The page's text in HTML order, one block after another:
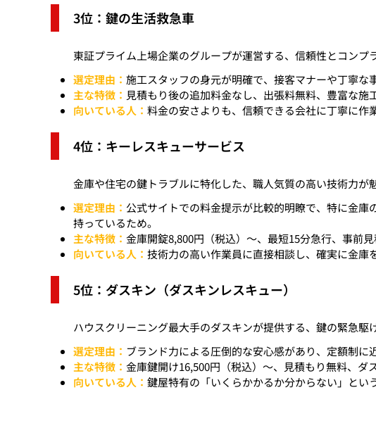
3位：鍵の生活救急車
東証プライム上場企業のグループが運営する、信頼性とコンプ
選定理由： 施工スタッフの身元が明確で、接客マナーや丁寧な
主な特徴： 見積もり後の追加料金なし、出張料無料、豊富な施
向いている人： 料金の安さよりも、信頼できる会社に丁寧に作
4位：キーレスキューサービス
金庫や住宅の鍵トラブルに特化した、職人気質の高い技術力が
選定理由： 公式サイトでの料金提示が比較的明瞭で、特に金
持っているため。
主な特徴： 金庫開錠8,800円（税込）〜、最短15分急行、事前
向いている人： 技術力の高い作業員に直接相談し、確実に金庫
5位：ダスキン（ダスキンレスキュー）
ハウスクリーニング最大手のダスキンが提供する、鍵の緊急駆
選定理由： ブランド力による圧倒的な安心感があり、定額制に
主な特徴： 金庫鍵開け16,500円（税込）〜、見積もり無料、ダ
向いている人： 鍵屋特有の「いくらかかるか分からない」とい